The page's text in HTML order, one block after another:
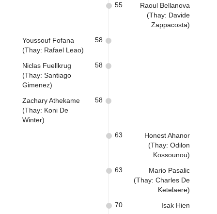
Raoul Bellanova
(Thay: Davide
Zappacosta)
55
Youssouf Fofana
(Thay: Rafael Leao)
58
Niclas Fuellkrug
(Thay: Santiago
Gimenez)
58
Zachary Athekame
(Thay: Koni De
Winter)
58
Honest Ahanor
(Thay: Odilon
Kossounou)
63
Mario Pasalic
(Thay: Charles De
Ketelaere)
63
Isak Hien
70